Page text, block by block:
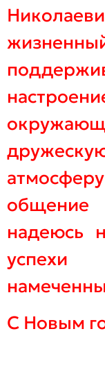
общение
надеюсь
С Новым